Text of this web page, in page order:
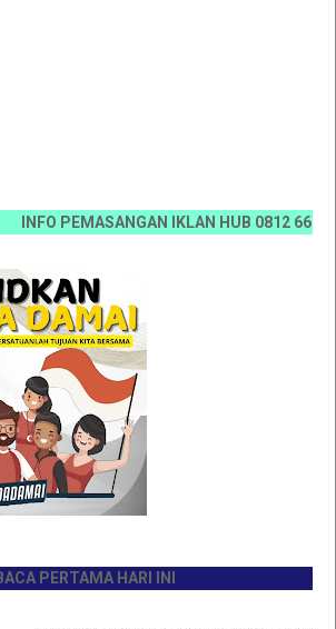
PEMASANGAN IKLAN HUB 0812 6670
HARI INI